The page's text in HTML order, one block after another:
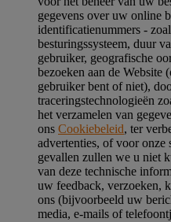
gegevens over uw online
identificatienummers -
besturingssysteem, duur
gebruiker, geografische
bezoeken aan de Website
gebruiker bent of niet),
traceringstechnologieën
het verzamelen van
ons Cookiebeleid, ter
advertenties, of voor onze
gevallen zullen we u niet
van deze technische
uw feedback, verzoeken,
ons (bijvoorbeeld uw
media, e-mails of